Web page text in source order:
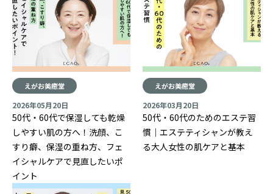
えがお美癒堂
2026年05月20日
50代・60代で保湿しても乾燥
しやすい肌の方へ！洗顔、こ
すり癖、保湿の重ね方、フェ
イシャルケアで見直したいポ
イント
えがお美癒堂
2026年03月20日
50代・60代のためのエステ習
慣｜エステティシャンが教え
る大人女性の肌ケアと基本